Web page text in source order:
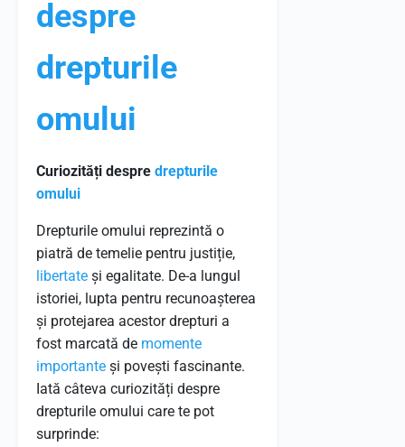
despre
drepturile
omului
Curiozități despre drepturile
omului
Drepturile omului reprezintă o
piatră de temelie pentru justiție,
libertate și egalitate. De-a lungul
istoriei, lupta pentru recunoașterea
și protejarea acestor drepturi a
fost marcată de momente
importante și povești fascinante.
Iată câteva curiozități despre
drepturile omului care te pot
surprinde: